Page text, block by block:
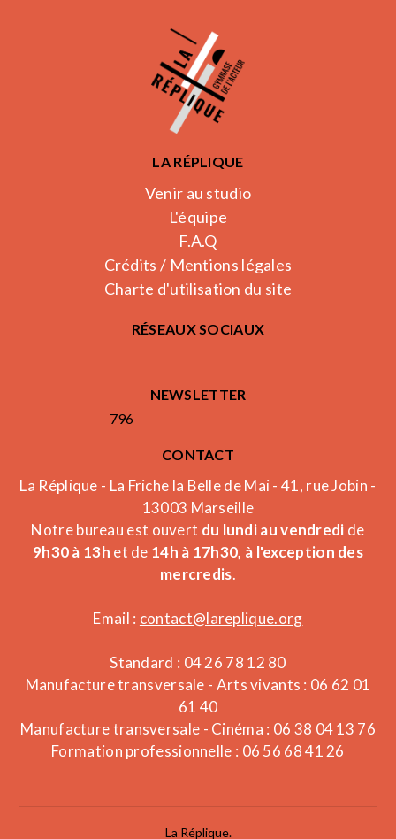
LA RÉPLIQUE
Venir au studio
L'équipe
F.A.Q
Crédits / Mentions légales
Charte d'utilisation du site
RÉSEAUX SOCIAUX
NEWSLETTER
796
CONTACT
La Réplique - La Friche la Belle de Mai - 41, rue Jobin -
13003 Marseille
Notre bureau est ouvert du lundi au vendredi de
9h30 à 13h et de 14h à 17h30, à l'exception des
mercredis.
Email : contact@lareplique.org
Standard : 04 26 78 12 80
Manufacture transversale - Arts vivants : 06 62 01
61 40
Manufacture transversale - Cinéma : 06 38 04 13 76
Formation professionnelle : 06 56 68 41 26
La Réplique.